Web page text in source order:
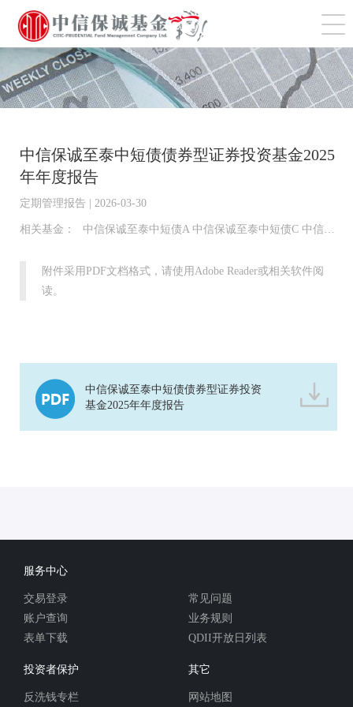
切
中信保诚至泰中短债债券型证券投资基金2025
年年度报告
定期管理报告 | 2026-03-30
相关基金： 中信保诚至泰中短债A 中信保诚至泰中短债C 中信保诚至泰中短债E 中信保诚至泰中短债D
附件采用PDF文档格式，请使用Adobe Reader或相关软件阅
读。
中信保诚至泰中短债债券型证券投资
基金2025年年度报告
服务中心
交易登录
账户查询
表单下载
常见问题
业务规则
QDII开放日列表
投资者保护
反洗钱专栏
其它
网站地图